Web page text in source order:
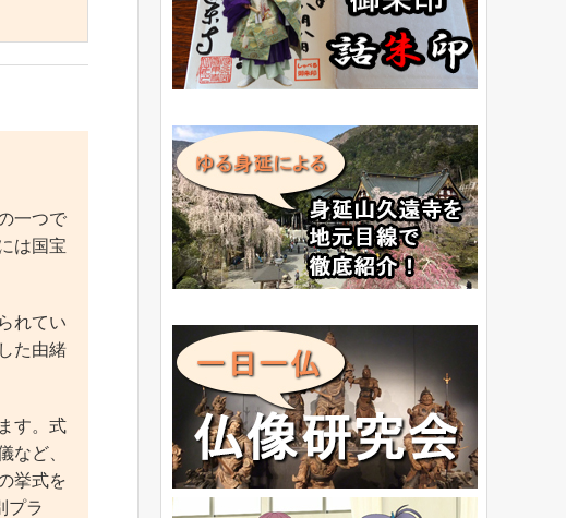
一つで
は国宝
れてい
た由緒
す。式
など、
挙式を
プラ